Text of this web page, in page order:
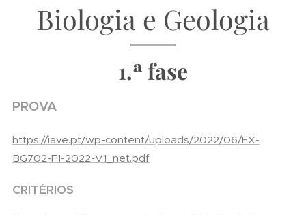
Biologia e Geologia
1.ª fase
PROVA
https://iave.pt/wp-content/uploads/2022/06/EX-
BG702-F1-2022-V1_net.pdf
CRITÉRIOS